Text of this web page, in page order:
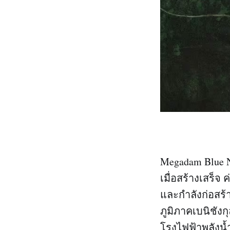
Megadam
เมื่อสร้างเสร็
และกำลังก่อสร้
ภูมิภาคเบนิชัง
โรงไฟฟ้าพลัง